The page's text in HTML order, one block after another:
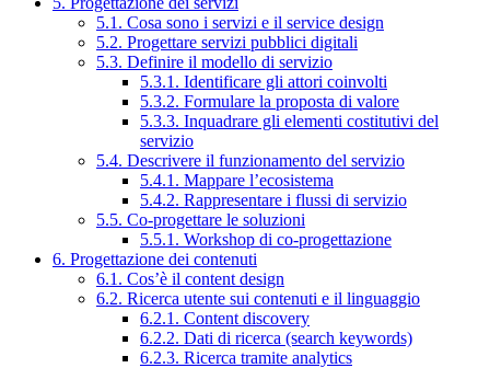
5.1. Cosa sono i servizi e il service design
5.2. Progettare servizi pubblici digitali
5.3. Definire il modello di servizio
5.3.1. Identificare gli attori coinvolti
5.3.2. Formulare la proposta di valore
5.3.3. Inquadrare gli elementi costitutivi del
servizio
5.4. Descrivere il funzionamento del servizio
5.4.1. Mappare l’ecosistema
5.4.2. Rappresentare i flussi di servizio
5.5. Co-progettare le soluzioni
5.5.1. Workshop di co-progettazione
6. Progettazione dei contenuti
6.1. Cos’è il content design
6.2. Ricerca utente sui contenuti e il linguaggio
6.2.1. Content discovery
6.2.2. Dati di ricerca (search keywords)
6.2.3. Ricerca tramite analytics